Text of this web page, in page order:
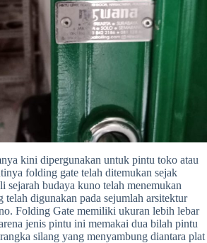
kini dipergunakan untuk pintu toko atau
folding gate telah ditemukan sejak
sejarah budaya kuno telah menemukan
digunakan pada sejumlah arsitektur
Folding Gate memiliki ukuran lebih lebar
jenis pintu ini memakai dua bilah pintu
silang yang menyambung diantara plat